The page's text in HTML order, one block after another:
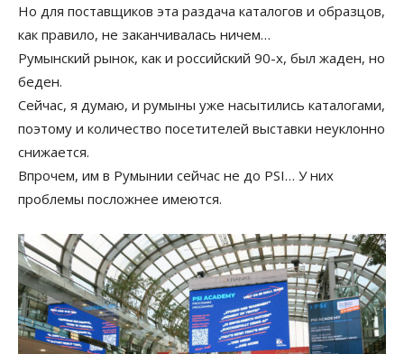
Но для поставщиков эта раздача каталогов и образцов,
как правило, не заканчивалась ничем…
Румынский рынок, как и российский 90-х, был жаден, но
беден.
Сейчас, я думаю, и румыны уже насытились каталогами,
поэтому и количество посетителей выставки неуклонно
снижается.
Впрочем, им в Румынии сейчас не до PSI… У них
проблемы посложнее имеются.